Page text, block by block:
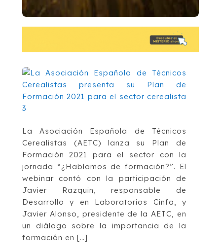
La Asociación Española de Técnicos
Cerealistas (AETC) lanza su Plan de
Formación 2021 para el sector con la
jornada “¿Hablamos de formación?”. El
webinar contó con la participación de
Javier Razquin, responsable de
Desarrollo y en Laboratorios Cinfa, y
Javier Alonso, presidente de la AETC, en
un diálogo sobre la importancia de la
formación en […]